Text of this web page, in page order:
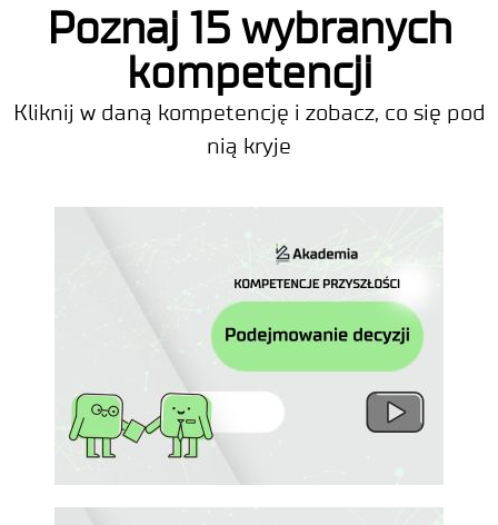
Poznaj 15 wybranych
kompetencji
Kliknij w daną kompetencję i zobacz, co się pod
nią kryje